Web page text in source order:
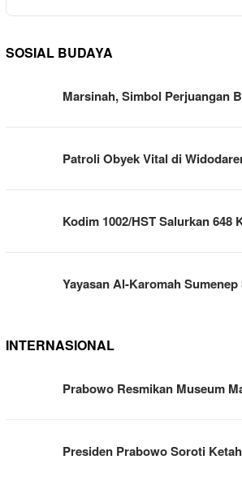
SOSIAL BUDAYA
Marsinah, Simbol Perjuangan
Patroli Obyek Vital di
Kodim 1002/HST Salurkan 648
Yayasan Al-Karomah
INTERNASIONAL
Prabowo Resmikan Museum
Presiden Prabowo Soroti